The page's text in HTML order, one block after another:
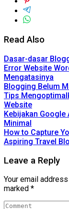
Read Also
Dasar-dasar
Error Website
Mengatasinya
Blogging Belum
Tips
Website
Kebijakan Google
Minimal
How to Capture
Aspiring Travel
Leave a Reply
Your email
marked *